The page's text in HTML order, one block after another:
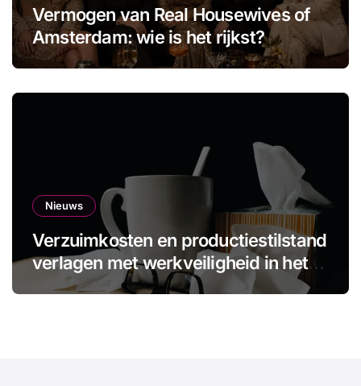
Vermogen van Real Housewives of
Amsterdam: wie is het rijkst?
Nieuws
Verzuimkosten en productiestilstand
verlagen met werkveiligheid in het
MKB